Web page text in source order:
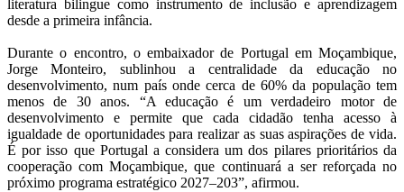
literatura bilingue como instrumento de inclusão e aprendizagem
desde a primeira infância.
Durante o encontro, o embaixador de Portugal em Moçambique,
Jorge Monteiro, sublinhou a centralidade da educação no
desenvolvimento, num país onde cerca de 60% da população tem
menos de 30 anos. “A educação é um verdadeiro motor de
desenvolvimento e permite que cada cidadão tenha acesso à
igualdade de oportunidades para realizar as suas aspirações de vida.
É por isso que Portugal a considera um dos pilares prioritários da
cooperação com Moçambique, que continuará a ser reforçada no
próximo programa estratégico 2027–203”, afirmou.